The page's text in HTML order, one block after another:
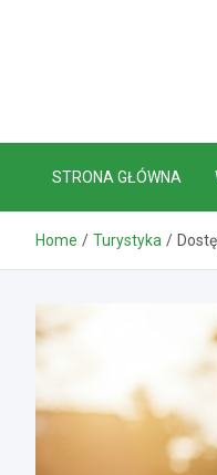
STRONA GŁÓWNA
Home Turystyka